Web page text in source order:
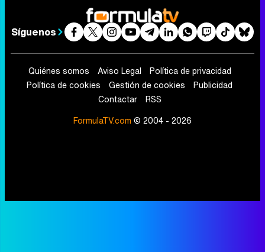
Síguenos
Quiénes somos Aviso Legal
Política de privacidad
Política de cookies
Gestión de cookies
Publicidad
Contactar
RSS
FormulaTV.com © 2004 - 2026